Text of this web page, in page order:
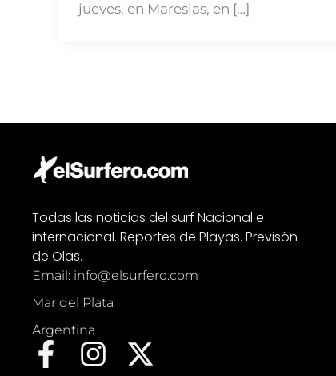
jueves, en Maresias, en […]
Todas las noticias del surf Nacional e
internacional. Reportes de Playas. Previsón
de Olas.
Email: info@elsurfero.com
Mar del Plata
Argentina
F
I
X